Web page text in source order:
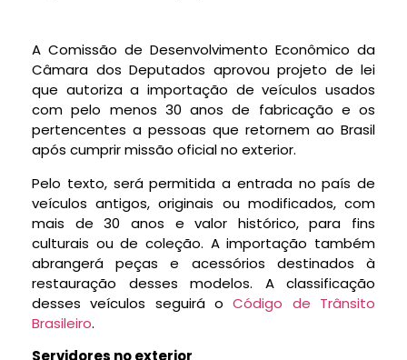
A Comissão de Desenvolvimento Econômico da
Câmara dos Deputados aprovou projeto de lei
que autoriza a importação de veículos usados
com pelo menos 30 anos de fabricação e os
pertencentes a pessoas que retornem ao Brasil
após cumprir missão oficial no exterior.
Pelo texto, será permitida a entrada no país de
veículos antigos, originais ou modificados, com
mais de 30 anos e valor histórico, para fins
culturais ou de coleção. A importação também
abrangerá peças e acessórios destinados à
restauração desses modelos. A classificação
desses veículos seguirá oCódigo de Trânsito
Brasileiro.
Servidores no exterior